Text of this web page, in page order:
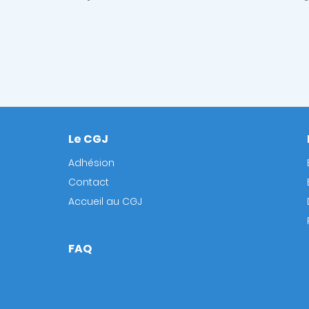
Footer
Le CGJ
Adhésion
Contact
Accueil au CGJ
FAQ